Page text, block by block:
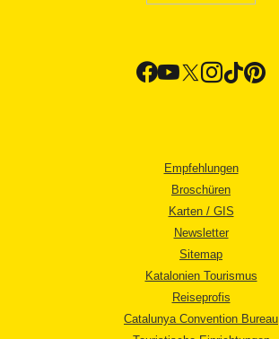
Empfehlungen
Broschüren
Karten / GIS
Newsletter
Sitemap
Katalonien Tourismus
Reiseprofis
Catalunya Convention Bureau